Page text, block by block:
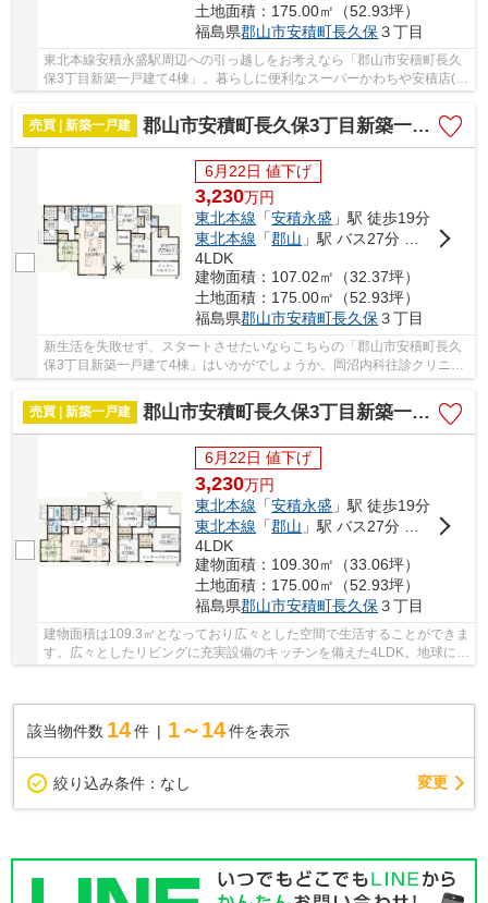
土地面積：175.00㎡（52.93坪）
福島県郡山市安積町長久保３丁目
東北本線安積永盛駅周辺への引っ越しをお考えなら「郡山市安積町長久
保3丁目新築一戸建て4棟」。暮らしに便利なスーパーかわちや安積店(ス
ーパー)がこちらから161mのところにあります...
売買 | 新築一戸建
郡山市安積町長久保3丁目新築一戸建て4棟
6月22日 値下げ
3,230万円
東北本線 「安積永盛 」駅 徒歩19分
東北本線 「郡山 」駅 バス27分 「檜の下」 停歩8分
4LDK
建物面積：107.02㎡（32.37坪）
土地面積：175.00㎡（52.93坪）
福島県郡山市安積町長久保３丁目
新生活を失敗せず、スタートさせたいならこちらの「郡山市安積町長久
保3丁目新築一戸建て4棟」はいかがでしょうか。岡沼内科往診クリニッ
クまで260mです。やっぱり住むなら新築物件で...
売買 | 新築一戸建
郡山市安積町長久保3丁目新築一戸建て4棟
6月22日 値下げ
3,230万円
東北本線 「安積永盛 」駅 徒歩19分
東北本線 「郡山 」駅 バス27分 「檜の下」 停歩8分
4LDK
建物面積：109.30㎡（33.06坪）
土地面積：175.00㎡（52.93坪）
福島県郡山市安積町長久保３丁目
建物面積は109.3㎡となっており広々とした空間で生活することができま
す。広々としたリビングに充実設備のキッチンを備えた4LDK。地球にも
該当物件数 14件 1～14 件を表示
絞り込み条件： なし 変更